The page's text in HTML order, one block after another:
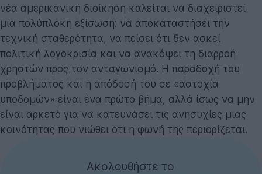
νέα αμερικανική διοίκηση καλείται να διαχειριστεί
μια πολύπλοκη εξίσωση: να αποκαταστήσει την
τεχνική σταθερότητα, να πείσει ότι δεν ασκεί
πολιτική λογοκρισία και να ανακόψει τη διαρροή
χρηστών προς τον ανταγωνισμό. Η παραδοχή του
προβλήματος και η απόδοσή του σε «αστοχία
υποδομών» είναι ένα πρώτο βήμα, αλλά ίσως να μην
είναι αρκετό για να κατευνάσει τις ανησυχίες μιας
κοινότητας που νιώθει ότι η φωνή της περιορίζεται.
Ακολουθήστε το